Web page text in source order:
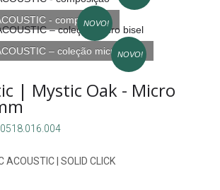
- composição
NOVO!
– coleção micro bisel
NOVO!
| Mystic Oak - Micro
| SOLID CLICK